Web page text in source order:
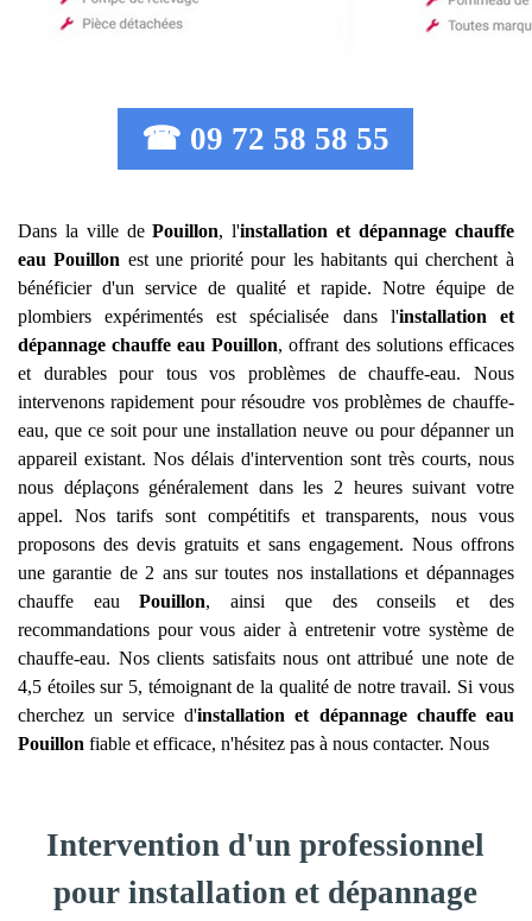
☎ 09 72 58 58 55
Dans la ville dePouillon, l'installation et dépannage chauffe
eau Pouillon est une priorité pour les habitants qui cherchent à
bénéficier d'un service de qualité et rapide. Notre équipe de
plombiers expérimentés est spécialisée dans l'installation et
dépannage chauffe eau Pouillon, offrant des solutions efficaces
et durables pour tous vos problèmes de chauffe-eau. Nous
intervenons rapidement pour résoudre vos problèmes de chauffe-
eau, que ce soit pour une installation neuve ou pour dépanner un
appareil existant. Nos délais d'intervention sont très courts, nous
nous déplaçons généralement dans les 2 heures suivant votre
appel. Nos tarifs sont compétitifs et transparents, nous vous
proposons des devis gratuits et sans engagement. Nous offrons
une garantie de 2 ans sur toutes nos installations et dépannages
chauffe eauPouillon, ainsi que des conseils et des
recommandations pour vous aider à entretenir votre système de
chauffe-eau. Nos clients satisfaits nous ont attribué une note de
4,5 étoiles sur 5, témoignant de la qualité de notre travail. Si vous
cherchez un service d'installation et dépannage chauffe eau
Pouillon fiable et efficace, n'hésitez pas à nous contacter. Nous
Intervention d'un professionnel
pour installation et dépannage